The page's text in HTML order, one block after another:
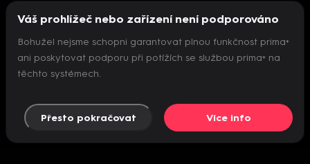
Nepodařilo se inicializovat přehrávač
Váš prohlížeč nebo zařízení není podporováno
Bohužel nejsme schopni garantovat plnou funkčnost prima+
ani poskytovat podporu při potížích se službou prima+ na
těchto systémech.
Přesto pokračovat Více info